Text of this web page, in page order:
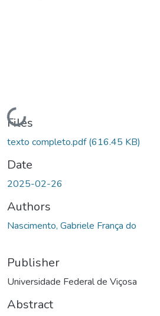
Loading...
Files
texto completo.pdf(616.45 KB)
Date
2025-02-26
Authors
Nascimento, Gabriele França do
Publisher
Universidade Federal de Viçosa
Abstract